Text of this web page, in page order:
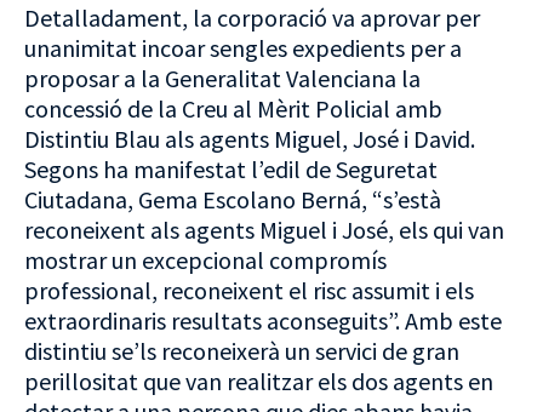
Detalladament, la corporació va aprovar per
unanimitat incoar sengles expedients per a
proposar a la Generalitat Valenciana la
concessió de la Creu al Mèrit Policial amb
Distintiu Blau als agents Miguel, José i David.
Segons ha manifestat l’edil de Seguretat
Ciutadana, Gema Escolano Berná, “s’està
reconeixent als agents Miguel i José, els qui van
mostrar un excepcional compromís
professional, reconeixent el risc assumit i els
extraordinaris resultats aconseguits”. Amb este
distintiu se’ls reconeixerà un servici de gran
perillositat que van realitzar els dos agents en